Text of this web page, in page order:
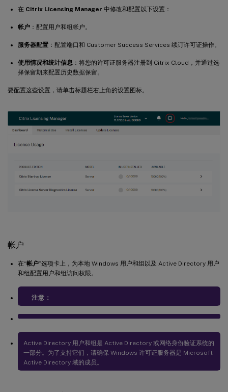
在 Citrix Licensing Manager 中修改和配置以下设置：
帐户 ：配置用户和组帐户。
服务器配置 ：配置端口和 Customer Success Services 续订许可证操作。
使用情况和统计信息 ：将您的许可证服务器注册到 Citrix Cloud，并通过选
择保留期来配置历史数据保留。
要配置这些设置，请单击标题栏右上角的设置图标。
帐户
在“帐户”选项卡上，为本地 Windows 用户和组以及 Active Directory 用户
和组配置用户和组访问权限。
注意：
Active Directory 用户和组是 Active Directory 或网络身份验证系统的
一部分。为了支持它们，请确保 Windows 许可证服务器是 Microsoft
Active Directory 域的成员。